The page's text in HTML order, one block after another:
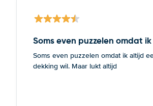
Soms even puzzelen omdat ik
Soms even puzzelen omdat ik altijd
dekking wil. Maar lukt altijd